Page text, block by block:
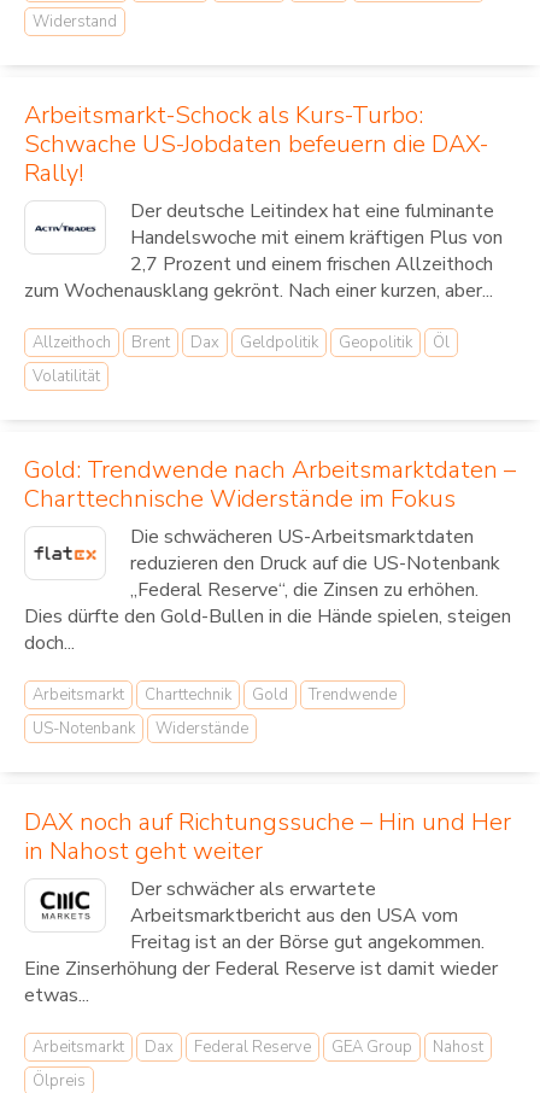
Widerstand
Arbeitsmarkt-Schock als Kurs-Turbo:
Schwache US-Jobdaten befeuern die DAX-
Rally!
Der deutsche Leitindex hat eine fulminante
Handelswoche mit einem kräftigen Plus von
2,7 Prozent und einem frischen Allzeithoch
zum Wochenausklang gekrönt. Nach einer kurzen, aber...
Allzeithoch Brent Dax Geldpolitik Geopolitik
Öl
Volatilität
Gold: Trendwende nach Arbeitsmarktdaten –
Charttechnische Widerstände im Fokus
Die schwächeren US-Arbeitsmarktdaten
reduzieren den Druck auf die US-Notenbank
„Federal Reserve“, die Zinsen zu erhöhen.
Dies dürfte den Gold-Bullen in die Hände spielen, steigen
doch...
Arbeitsmarkt Charttechnik Gold
Trendwende
US-Notenbank
Widerstände
DAX noch auf Richtungssuche – Hin und Her
in Nahost geht weiter
Der schwächer als erwartete
Arbeitsmarktbericht aus den USA vom
Freitag ist an der Börse gut angekommen.
Eine Zinserhöhung der Federal Reserve ist damit wieder
etwas...
Arbeitsmarkt Dax Federal Reserve GEA Group
Nahost
Ölpreis